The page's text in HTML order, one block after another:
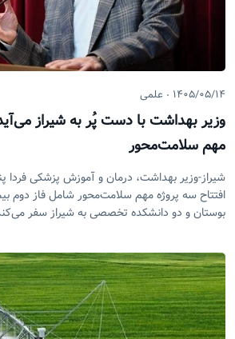
۱۴۰۵/۰۵/۱۴ علمی
وزیر بهداشت با دست پُر به شیراز
مهم سلامت‌محور
افتتاح سه پروژه مهم سلامت‌محور شامل فاز دوم
بوستان و دو دانشکده تخصصی به شیراز سفر